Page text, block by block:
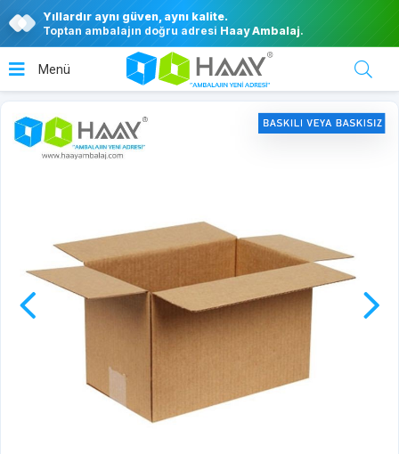
Yıllardır aynı güven, aynı kalite.
Toptan ambalajın doğru adresi Haay Ambalaj.